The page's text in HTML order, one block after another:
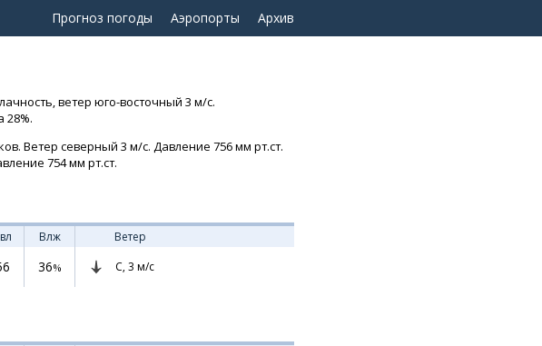
Прогноз погоды Аэропорты Архив
ветер юго-восточный 3 м/с.
28%.
Ветер северный 3 м/с. Давление 756 мм рт.ст.
754 мм рт.ст.
Влж
Ветер
36% С, 3 м/с